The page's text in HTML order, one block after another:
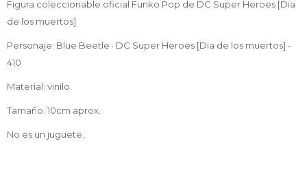
Figura coleccionable oficial Funko Pop de DC Super Heroes [Dia
de los muertos]
Personaje: Blue Beetle · DC Super Heroes [Dia de los muertos] -
410
Material: vinilo.
Tamaño: 10cm aprox.
No es un juguete.